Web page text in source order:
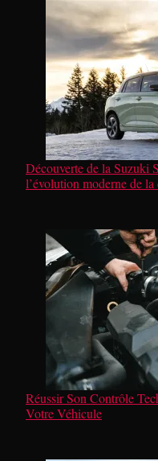
Découverte de la
l’évolution moderne de
Réussir Son Contrôle
Votre Véhicule